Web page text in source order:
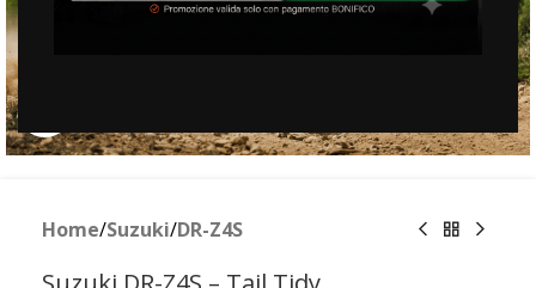
Home/Suzuki/DR-Z4S